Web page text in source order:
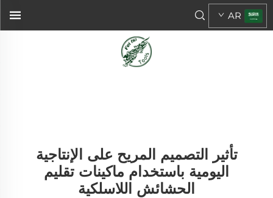
AR
تأثير التصميم المريح على الإنتاجية
اليومية باستخدام ماكينات تقليم
الحشائش اللاسلكية